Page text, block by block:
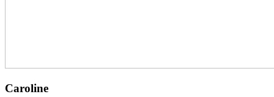
Caroline